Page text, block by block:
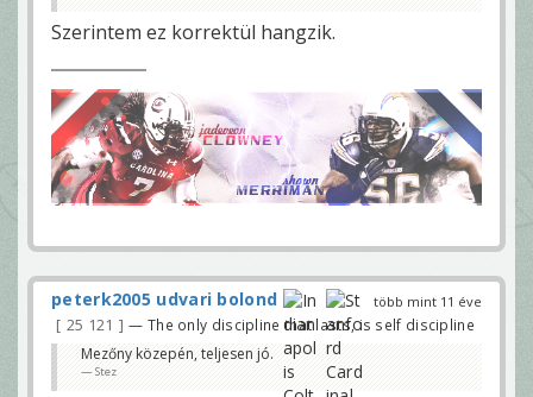
Szerintem ez korrektül hangzik.
több mint 11 éve
peterk2005 udvari bolond
25 121 — The only discipline that lasts, is self discipline
Mezőny közepén, teljesen jó.
Stez